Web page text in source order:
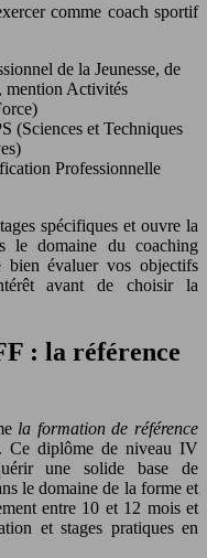
comme coach sportif
de la Jeunesse, de
mention Activités
(Sciences et Techniques
Professionnelle
spécifiques et ouvre la
le domaine du coaching
évaluer vos objectifs
avant de choisir la
: la référence
la formation de référence
Ce diplôme de niveau IV
une solide base de
le domaine de la forme et
entre 10 et 12 mois et
et stages pratiques en